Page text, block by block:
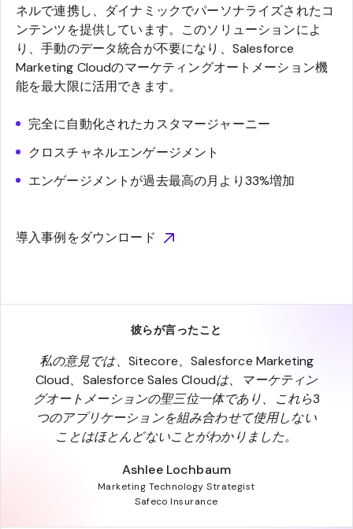
ネルで連携し、ダイナミックでパーソナライズされたコ
ンテンツを提供しています。このソリューションによ
り、手動のデータ統合が不要になり、Salesforce
Marketing Cloudのマーケティングオートメーション機
能を最大限に活用できます。
完全に自動化されたカスタマージャーニー
クロスチャネルエンゲージメント
エンゲージメントが過去最高の月より33%増加
導入事例をダウンロード
彼らが言ったこと
私の意見では、Sitecore、Salesforce Marketing
Cloud、Salesforce Sales Cloudは、マーケティン
グオートメーションの聖三位一体であり、これら3
つのアプリケーションを組み合わせて使用しない
ことはほとんどないことがわかりました。
Ashlee Lochbaum
Marketing Technology Strategist
Safeco Insurance